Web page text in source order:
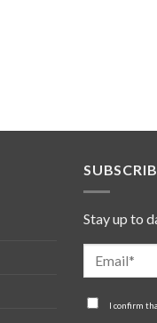
Stay up to
I confirm